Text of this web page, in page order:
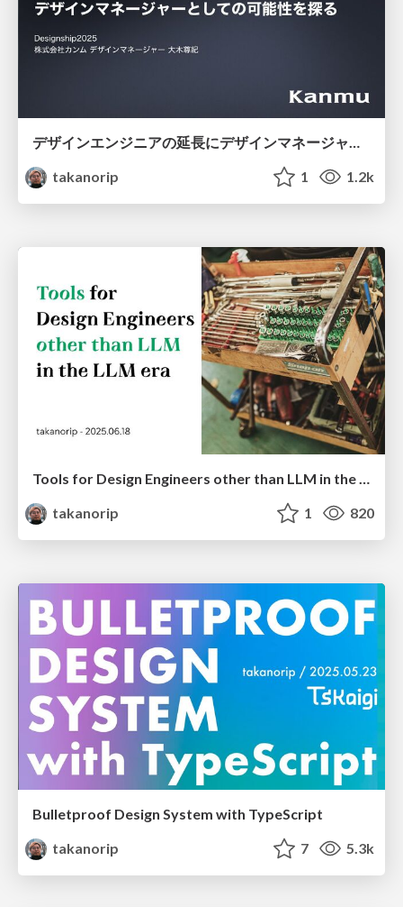
デザインエンジニアの延長にデザインマネージャーとしての可能性を探る
takanorip
1 1.2k
Tools for Design Engineers other than LLM in the LLM era
takanorip
1 820
Bulletproof Design System with TypeScript
takanorip
7 5.3k